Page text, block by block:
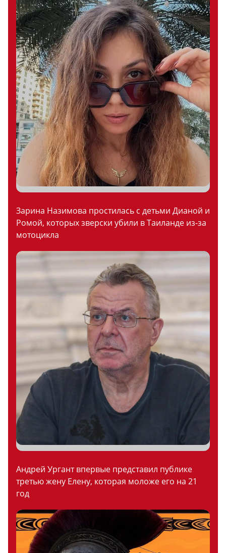
Зарина Назимова простилась с детьми Дианой и
Ромой, которых зверски убили в Таиланде из-за
мотоцикла
Андрей Ургант впервые представил публике
третью жену Елену, которая моложе его на 21
год